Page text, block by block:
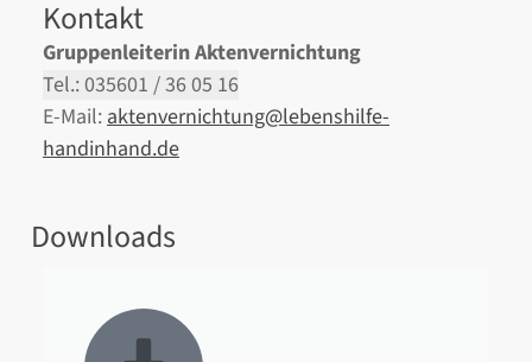
Kontakt
Gruppenleiterin Aktenvernichtung
Tel.: 035601 / 36 05 16
E-Mail:aktenvernichtung@lebenshilfe-
handinhand.de
Downloads